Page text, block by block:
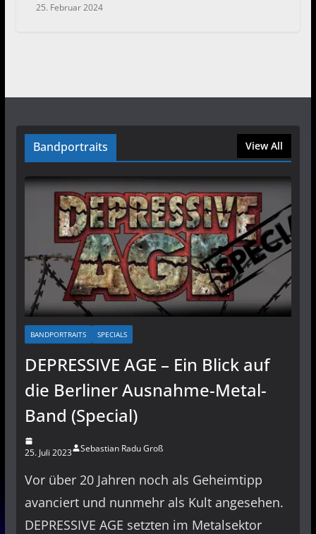
25. Februar 2024
Bandportraits View All
BANDPORTRAITS SPECIALS
DEPRESSIVE AGE – Ein Blick auf
die Berliner Ausnahme-Metal-
Band (Special)
25. Juli 2023 Sebastian Radu Groß
Vor über 20 Jahren noch als Geheimtipp
avanciert und nunmehr als Kult angesehen.
DEPRESSIVE AGE setzten im Metalsektor